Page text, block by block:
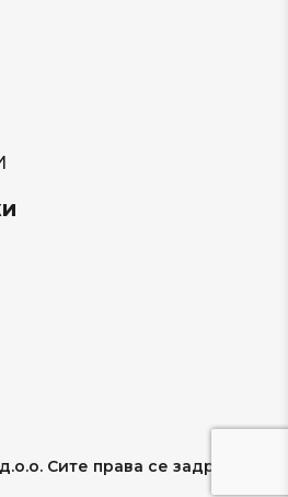
Сите права се задржани